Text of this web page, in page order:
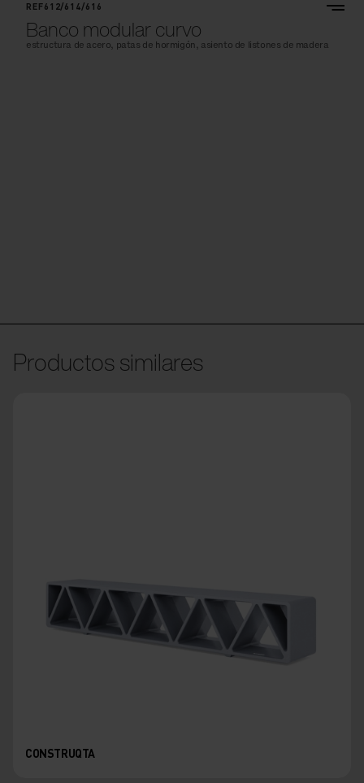
REF612/614/616
Banco modular curvo
estructura de acero, patas de hormigón, asiento de listones de madera
Productos similares
CONSTRUQTA